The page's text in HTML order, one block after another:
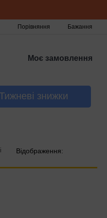
Порівняння Бажання
Моє замовлення
знижки
Відображення: